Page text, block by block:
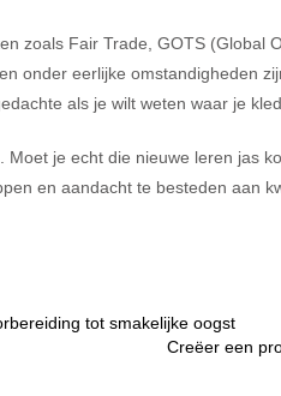
zoals Fair Trade, GOTS (Global
onder eerlijke omstandigheden
als je wilt weten waar je
je echt die nieuwe leren jas
en aandacht te besteden aan
tot smakelijke oogst
Creëer een